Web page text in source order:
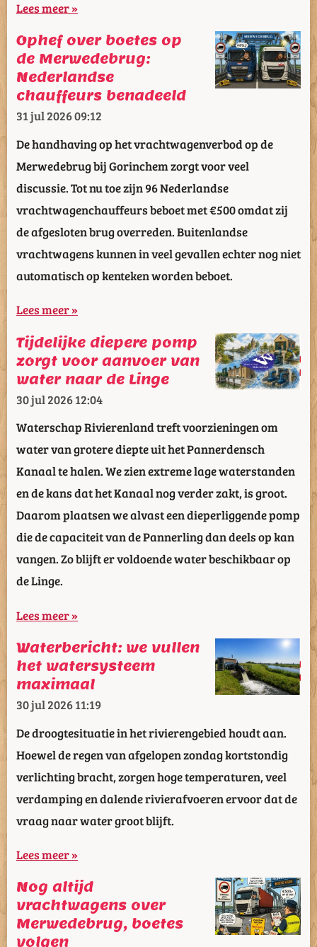
Lees meer »
Ophef over boetes op
de Merwedebrug:
Nederlandse
chauffeurs benadeeld
31 jul 202609:12
De handhaving op het vrachtwagenverbod op de
Merwedebrug bij Gorinchem zorgt voor veel
discussie. Tot nu toe zijn 96 Nederlandse
vrachtwagenchauffeurs beboet met €500 omdat zij
de afgesloten brug overreden. Buitenlandse
vrachtwagens kunnen in veel gevallen echter nog niet
automatisch op kenteken worden beboet.
Lees meer »
Tijdelijke diepere pomp
zorgt voor aanvoer van
water naar de Linge
30 jul 202612:04
Waterschap Rivierenland treft voorzieningen om
water van grotere diepte uit het Pannerdensch
Kanaal te halen. We zien extreme lage waterstanden
en de kans dat het Kanaal nog verder zakt, is groot.
Daarom plaatsen we alvast een dieperliggende pomp
die de capaciteit van de Pannerling dan deels op kan
vangen. Zo blijft er voldoende water beschikbaar op
de Linge.
Lees meer »
Waterbericht: we vullen
het watersysteem
maximaal
30 jul 202611:19
De droogtesituatie in het rivierengebied houdt aan.
Hoewel de regen van afgelopen zondag kortstondig
verlichting bracht, zorgen hoge temperaturen, veel
verdamping en dalende rivierafvoeren ervoor dat de
vraag naar water groot blijft.
Lees meer »
Nog altijd
vrachtwagens over
Merwedebrug, boetes
volgen